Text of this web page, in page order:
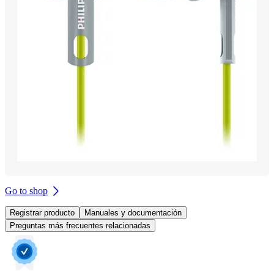
Go to shop
Registrar producto
Manuales y documentación
Preguntas más frecuentes relacionadas